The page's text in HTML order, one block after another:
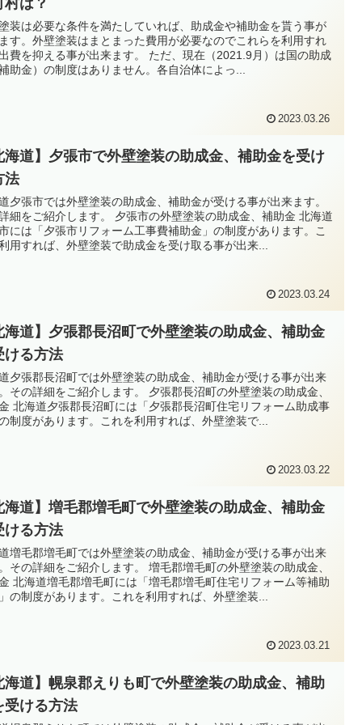
村は？
装は必要な条件を満たしていれば、助成金や補助金を貰う事が
す。外壁塗装はまとまった費用が必要なのでこれらを利用すれ
費を抑える事が出来ます。 ただ、現在（2021.9月）は国の助成
助金）の制度はありません。各自治体によっ...
2023.03.26
海道】夕張市で外壁塗装の助成金、補助金を受け
法
夕張市では外壁塗装の助成金、補助金が受ける事が出来ます。
細をご紹介します。 夕張市の外壁塗装の助成金、補助金 北海道
には「夕張市リフォーム工事費補助金」の制度があります。こ
用すれば、外壁塗装で助成金を受け取る事が出来...
2023.03.24
海道】夕張郡長沼町で外壁塗装の助成金、補助金
ける方法
夕張郡長沼町では外壁塗装の助成金、補助金が受ける事が出来
その詳細をご紹介します。 夕張郡長沼町の外壁塗装の助成金、
北海道夕張郡長沼町には「夕張郡長沼町住宅リフォーム助成事
制度があります。これを利用すれば、外壁塗装で...
2023.03.22
海道】増毛郡増毛町で外壁塗装の助成金、補助金
ける方法
増毛郡増毛町では外壁塗装の助成金、補助金が受ける事が出来
その詳細をご紹介します。 増毛郡増毛町の外壁塗装の助成金、
北海道増毛郡増毛町には「増毛郡増毛町住宅リフォーム等補助
の制度があります。これを利用すれば、外壁塗装...
2023.03.21
海道】幌泉郡えりも町で外壁塗装の助成金、補助
受ける方法